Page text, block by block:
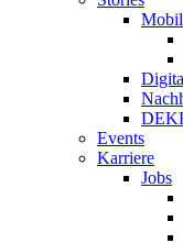
Events
Karriere
Jobs